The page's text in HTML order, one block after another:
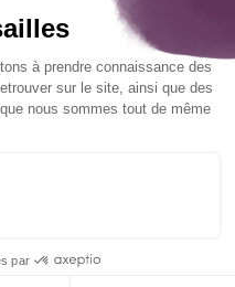
vos données afin de
renseignement. Pour en
données personnelles et
légales–politique de